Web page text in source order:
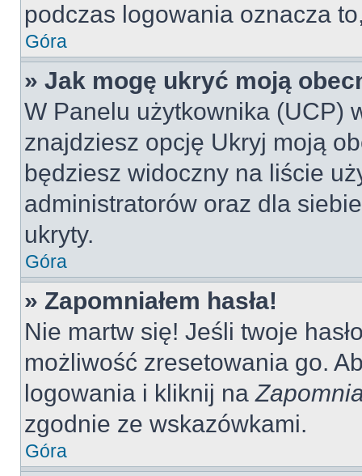
podczas logowania oznacza
Góra
» Jak mogę ukryć moją
W Panelu użytkownika (UCP)
znajdziesz opcję Ukryj moją
będziesz widoczny na liście
administratorów oraz dla
ukryty.
Góra
» Zapomniałem hasła!
Nie martw się! Jeśli twoje
możliwość zresetowania go.
logowania i kliknij na
zgodnie ze wskazówkami.
Góra